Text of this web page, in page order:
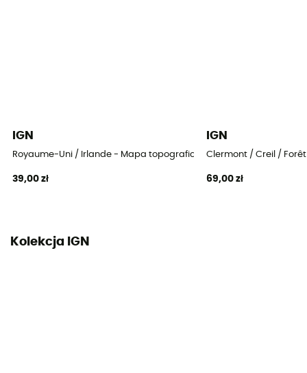
IGN
Royaume-Uni / Irlande - Mapa topograficzna
39,00 zł
IGN
Clermont / Creil /
69,00 zł
Kolekcja IGN